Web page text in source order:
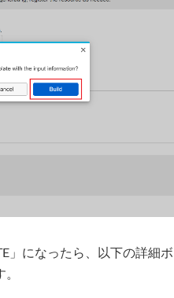
」になったら、以下の詳細